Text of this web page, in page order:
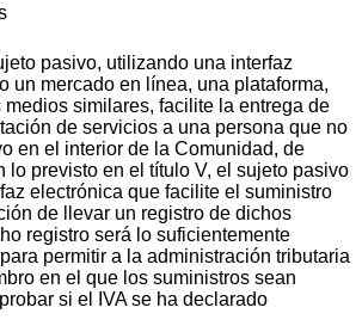
pasivo, utilizando una interfaz
un mercado en línea, una plataforma,
medios similares, facilite la entrega de
de servicios a una persona que no
en el interior de la Comunidad, de
lo previsto en el título V, el sujeto pasivo
electrónica que facilite el suministro
de llevar un registro de dichos
registro será lo suficientemente
permitir a la administración tributaria
en el que los suministros sean
si el IVA se ha declarado